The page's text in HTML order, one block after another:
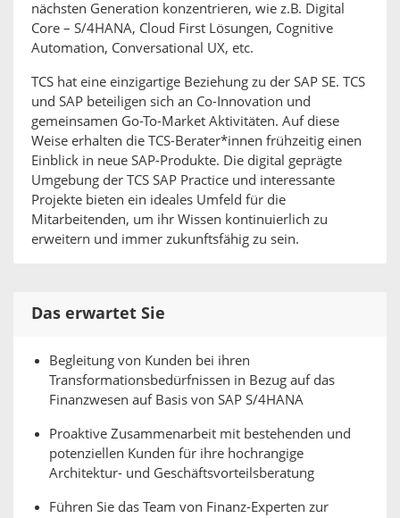
nächsten Generation konzentrieren, wie z.B. Digital
Core – S/4HANA, Cloud First Lösungen, Cognitive
Automation, Conversational UX, etc.
TCS hat eine einzigartige Beziehung zu der SAP SE. TCS
und SAP beteiligen sich an Co-Innovation und
gemeinsamen Go-To-Market Aktivitäten. Auf diese
Weise erhalten die TCS-Berater*innen frühzeitig einen
Einblick in neue SAP-Produkte. Die digital geprägte
Umgebung der TCS SAP Practice und interessante
Projekte bieten ein ideales Umfeld für die
Mitarbeitenden, um ihr Wissen kontinuierlich zu
erweitern und immer zukunftsfähig zu sein.
Das erwartet Sie
Begleitung von Kunden bei ihren
Transformationsbedürfnissen in Bezug auf das
Finanzwesen auf Basis von SAP S/4HANA
Proaktive Zusammenarbeit mit bestehenden und
potenziellen Kunden für ihre hochrangige
Architektur- und Geschäftsvorteilsberatung
Führen Sie das Team von Finanz-Experten zur